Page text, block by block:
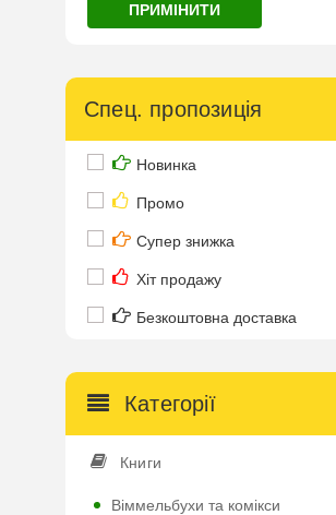
ПРИМІНИТИ
Спец. пропозиція
Новинка
Промо
Супер знижка
Хіт продажу
Безкоштовна доставка
Категорії
Книги
Віммельбухи та комікси